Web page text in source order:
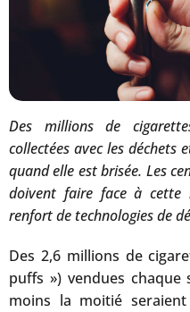
Des millions de
collectées avec les déchets
quand elle est brisée. Les
doivent faire face à cette
renfort de technologies de
Des 2,6 millions de
puffs ») vendues chaque
moins la moitié